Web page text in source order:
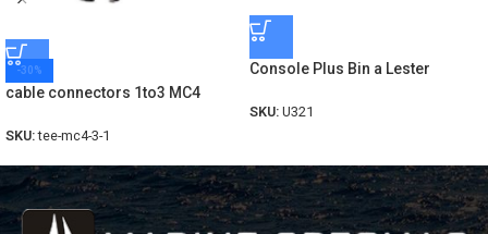
-30%
cable connectors 1to3 MC4
SKU:tee-mc4-3-1
Console Plus Bin a Lester
SKU: U321